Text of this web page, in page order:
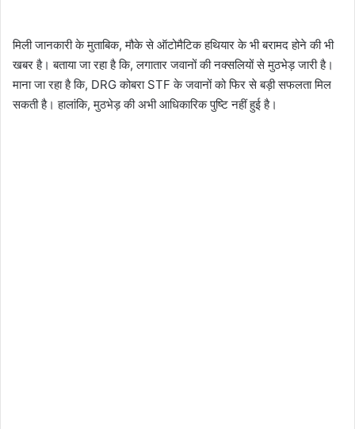
मिली जानकारी के मुताबिक, मौके से ऑटोमैटिक हथियार के भी बरामद होने की भी
खबर है। बताया जा रहा है कि, लगातार जवानों की नक्सलियों से मुठभेड़ जारी है।
माना जा रहा है कि, DRG कोबरा STF के जवानों को फिर से बड़ी सफलता मिल
सकती है। हालांकि, मुठभेड़ की अभी आधिकारिक पुष्टि नहीं हुई है।